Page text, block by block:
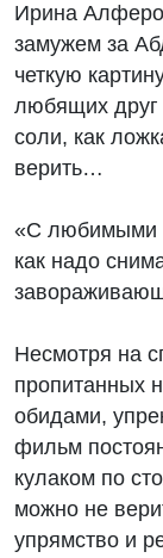
Ирина
замужем за
четкую
любящих друг
соли, как
верить…
«С любимыми
как надо
Несмотря на
пропитанных
обидами,
фильм
кулаком по
можно не
упрямство и